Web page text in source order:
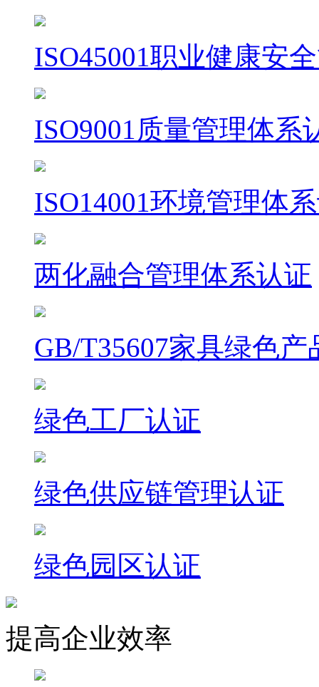
ISO45001职业健康安
ISO9001质量管理体系
ISO14001环境管理体
两化融合管理体系认证
GB/T35607家具绿色产
绿色工厂认证
绿色供应链管理认证
绿色园区认证
提高企业效率